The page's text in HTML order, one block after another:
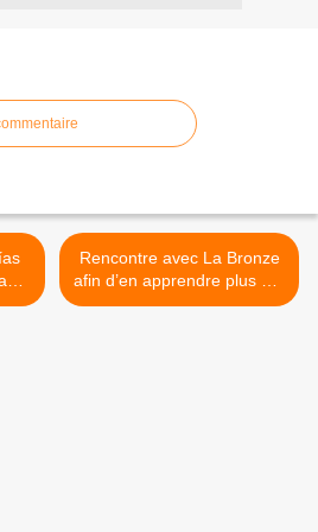
la
Rencontre avec La Bronze
afin d’en apprendre plus sur
son nouvel album intitulé «